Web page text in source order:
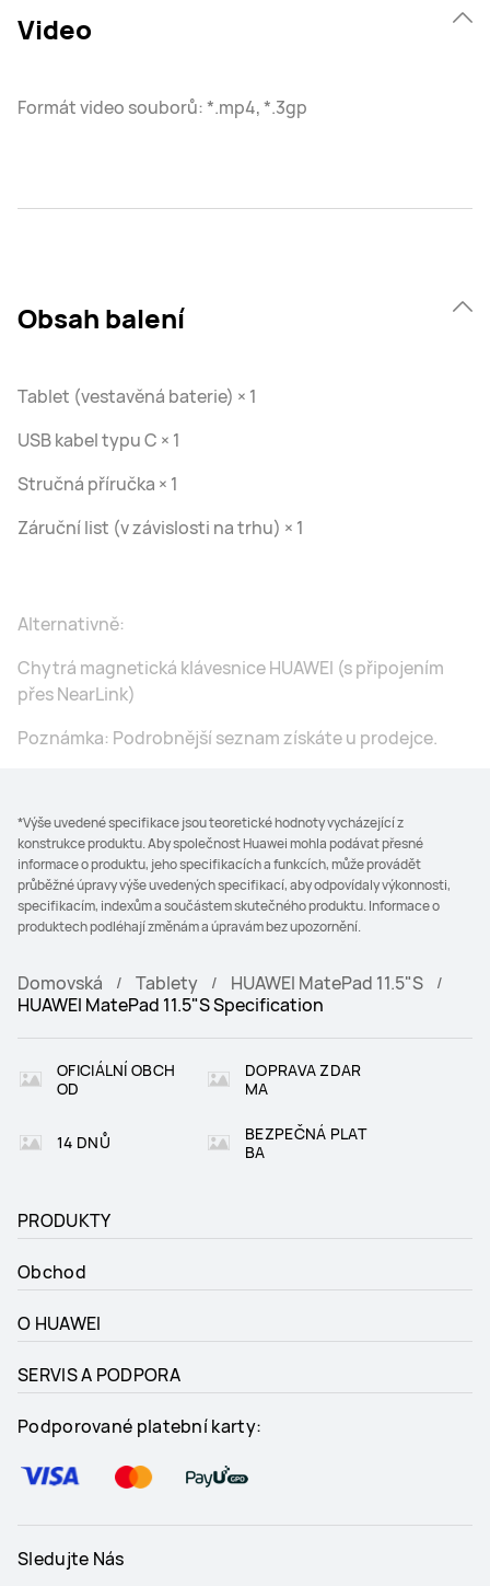
Video
Formát video souborů: *.mp4, *.3gp
Obsah balení
Tablet (vestavěná baterie) × 1
USB kabel typu C × 1
Stručná příručka × 1
Záruční list (v závislosti na trhu) × 1
Alternativně:
Chytrá magnetická klávesnice HUAWEI (s připojením
přes NearLink)
Poznámka: Podrobnější seznam získáte u prodejce.
*Výše uvedené specifikace jsou teoretické hodnoty vycházející z
konstrukce produktu. Aby společnost Huawei mohla podávat přesné
informace o produktu, jeho specifikacích a funkcích, může provádět
průběžné úpravy výše uvedených specifikací, aby odpovídaly výkonnosti,
specifikacím, indexům a součástem skutečného produktu. Informace o
produktech podléhají změnám a úpravám bez upozornění.
Domovská Tablety
HUAWEI MatePad 11.5"S
HUAWEI MatePad 11.5"S Specification
OFICIÁLNÍ OBCH
OD
DOPRAVA ZDAR
MA
14 DNŮ
BEZPEČNÁ PLAT
BA
PRODUKTY
Obchod
O HUAWEI
SERVIS A PODPORA
Podporované platební karty:
Sledujte Nás